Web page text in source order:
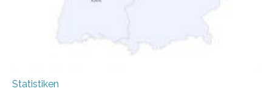
Statistiken